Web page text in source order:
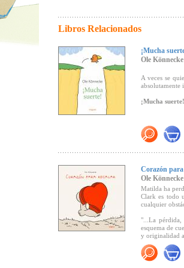
Libros Relacionados
¡Mucha
Ole Könnecke
A veces se
absolutamente
¡Mucha suerte!
Corazón
Ole Könnecke
Matilda ha
Clark es todo
cualquier
"...La
esquema de
y originalidad
elCILIJ en
Recomendado